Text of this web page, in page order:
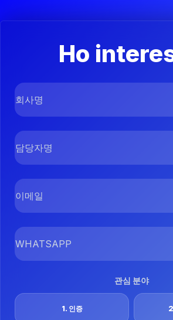
Ho
회사명
담당자명
이메일
WHATSAPP
관심 분야
1. 인증